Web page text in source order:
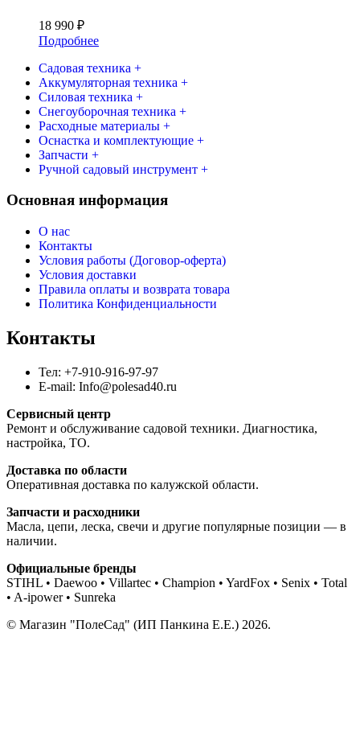
18 990 ₽
Подробнее
Садовая техника +
Аккумуляторная техника +
Силовая техника +
Снегоуборочная техника +
Расходные материалы +
Оснастка и комплектующие +
Запчасти +
Ручной садовый инструмент +
Основная информация
О нас
Контакты
Условия работы (Договор-оферта)
Условия доставки
Правила оплаты и возврата товара
Политика Конфиденциальности
Контакты
Тел: +7-910-916-97-97
E-mail: Info@polesad40.ru
Сервисный центр
Ремонт и обслуживание садовой техники. Диагностика,
настройка, ТО.
Доставка по области
Оперативная доставка по калужской области.
Запчасти и расходники
Масла, цепи, леска, свечи и другие популярные позиции — в
наличии.
Официальные бренды
STIHL • Daewoo • Villartec • Champion • YardFox • Senix • Total
• A-ipower • Sunreka
© Магазин "ПолеСад" (ИП Панкина Е.Е.) 2026.